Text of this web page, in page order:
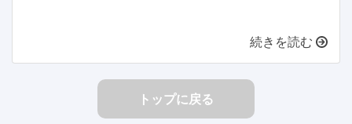
続きを読む
トップに戻る